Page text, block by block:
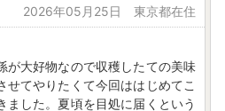
2026年05月25日 東京都在住
が大好物なので収穫したての美味
せてやりたくて今回ははじめてこ
ました。夏頃を目処に届くという